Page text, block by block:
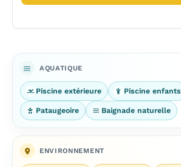
AQUATIQUE
Piscine extérieure Piscine enfants
Pataugeoire Baignade naturelle
ENVIRONNEMENT